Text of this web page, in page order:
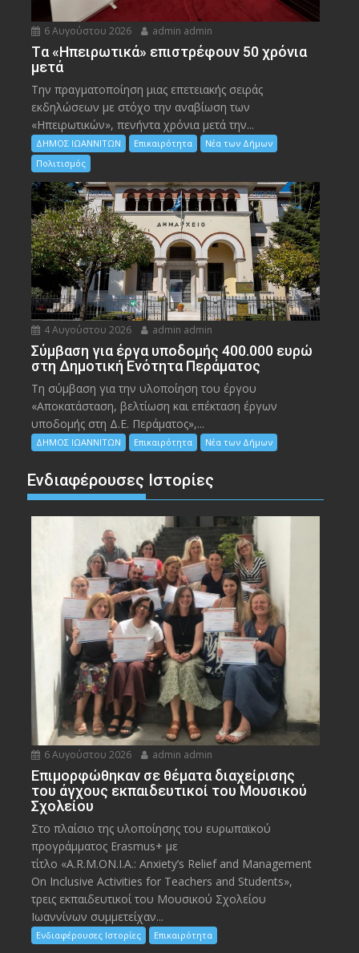
6 Αυγούστου 2026 admin admin
Tα «Ηπειρωτικά» επιστρέφουν 50 χρόνια
μετά
Την πραγματοποίηση μιας επετειακής σειράς
εκδηλώσεων με στόχο την αναβίωση των
«Ηπειρωτικών», πενήντα χρόνια μετά την...
ΔΗΜΟΣ ΙΩΑΝΝΙΤΩΝ Επικαιρότητα
Νέα των Δήμων
Πολιτισμός
4 Αυγούστου 2026 admin admin
Σύμβαση για έργα υποδομής 400.000 ευρώ
στη Δημοτική Ενότητα Περάματος
Τη σύμβαση για την υλοποίηση του έργου
«Αποκατάσταση, βελτίωση και επέκταση έργων
υποδομής στη Δ.Ε. Περάματος»,...
ΔΗΜΟΣ ΙΩΑΝΝΙΤΩΝ Επικαιρότητα Νέα των Δήμων
Ενδιαφέρουσες Ιστορίες
6 Αυγούστου 2026 admin admin
Eπιμορφώθηκαν σε θέματα διαχείρισης
του άγχους εκπαιδευτικοί του Μουσικού
Σχολείου
Στο πλαίσιο της υλοποίησης του ευρωπαϊκού
προγράμματος Erasmus+ με
τίτλο «A.R.M.ON.I.A.: Anxiety’s Relief and Management
On Inclusive Activities for Teachers and Students»,
τρεις εκπαιδευτικοί του Μουσικού Σχολείου
Ιωαννίνων συμμετείχαν...
Ενδιαφέρουσες Ιστορίες Επικαιρότητα